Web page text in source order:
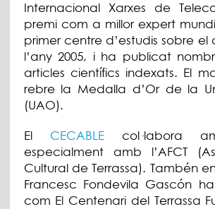
Internacional Xarxes de
premi com a millor expert
primer centre d’estudis sobre
l’any 2005, i ha publicat
articles científics indexats. El
rebre la Medalla d’Or de la
(UAO).
El CECABLEcol·labora
especialment amb l’AFCT
Cultural de Terrassa). Tambén
Francesc Fondevila Gascón
com El Centenari del Terrassa